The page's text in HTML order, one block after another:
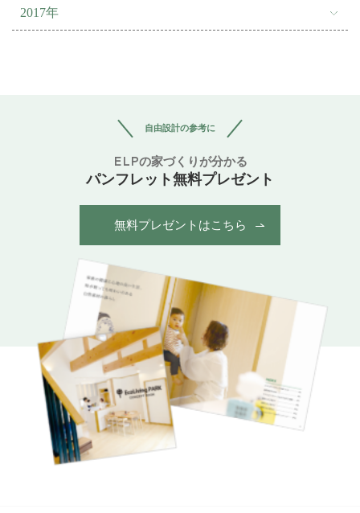
2017年
自由設計の参考に
ELPの家づくりが分かる
パンフレット無料プレゼント
無料プレゼントはこちら